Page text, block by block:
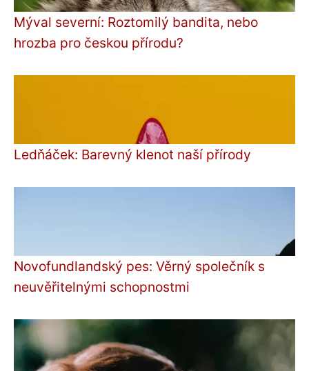
Mýval severní: Roztomilý bandita, nebo
hrozba pro českou přírodu?
Ledňáček: Barevný klenot naší přírody
Novofundlandský pes: Věrný společník s
neuvěřitelnými schopnostmi